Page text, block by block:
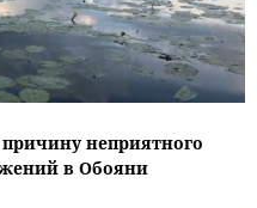
неприятного
в Обояни